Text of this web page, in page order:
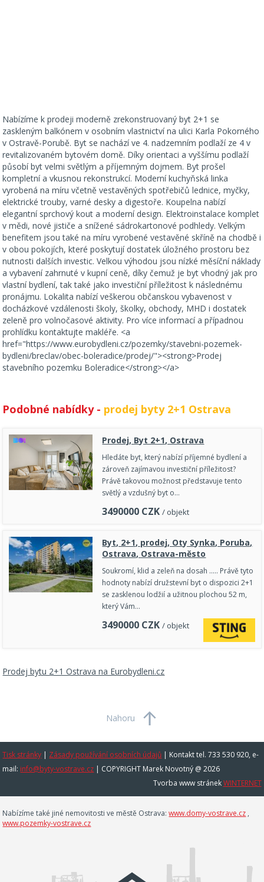
Nabízíme k prodeji moderně zrekonstruovaný byt 2+1 se
zaskleným balkónem v osobním vlastnictví na ulici Karla Pokorného
v Ostravě-Porubě. Byt se nachází ve 4. nadzemním podlaží ze 4 v
revitalizovaném bytovém domě. Díky orientaci a vyššímu podlaží
působí byt velmi světlým a příjemným dojmem. Byt prošel
kompletní a vkusnou rekonstrukcí. Moderní kuchyňská linka
vyrobená na míru včetně vestavěných spotřebičů lednice, myčky,
elektrické trouby, varné desky a digestoře. Koupelna nabízí
elegantní sprchový kout a moderní design. Elektroinstalace komplet
v mědi, nové jističe a snížené sádrokartonové podhledy. Velkým
benefitem jsou také na míru vyrobené vestavěné skříně na chodbě i
v obou pokojích, které poskytují dostatek úložného prostoru bez
nutnosti dalších investic. Velkou výhodou jsou nízké měsíční náklady
a vybavení zahrnuté v kupní ceně, díky čemuž je byt vhodný jak pro
vlastní bydlení, tak také jako investiční příležitost k následnému
pronájmu. Lokalita nabízí veškerou občanskou vybavenost v
docházkové vzdálenosti školy, školky, obchody, MHD i dostatek
zeleně pro volnočasové aktivity. Pro více informací a případnou
prohlídku kontaktujte makléře. <a
href="https://www.eurobydleni.cz/pozemky/stavebni-pozemek-
bydleni/breclav/obec-boleradice/prodej/"><strong>Prodej
stavebního pozemku Boleradice</strong></a>
Podobné nabídky - prodej byty 2+1 Ostrava
Prodej, Byt 2+1, Ostrava
Hledáte byt, který nabízí příjemné bydlení a
zároveň zajímavou investiční příležitost?
Právě takovou možnost představuje tento
světlý a vzdušný byt o…
3490000 CZK / objekt
Byt, 2+1, prodej, Oty Synka, Poruba,
Ostrava, Ostrava-město
Soukromí, klid a zeleň na dosah ..... Právě tyto
hodnoty nabízí družstevní byt o dispozici 2+1
se zasklenou lodžií a užitnou plochou 52 m,
který Vám…
3490000 CZK / objekt
Prodej bytu 2+1 Ostrava na Eurobydleni.cz
Nahoru
Tisk stránky | Zásady používání osobních údajů | Kontakt tel. 733 530 920, e-
mail: info@byty-vostrave.cz | COPYRIGHT Marek Novotný @ 2026
Tvorba www stránekWINTERNET
Nabízíme také jiné nemovitosti ve městě Ostrava:www.domy-vostrave.cz ,
www.pozemky-vostrave.cz